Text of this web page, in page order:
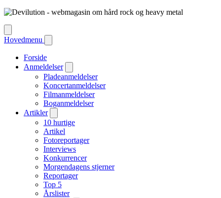
Hovedmenu
Forside
Anmeldelser
Pladeanmeldelser
Koncertanmeldelser
Filmanmeldelser
Boganmeldelser
Artikler
10 hurtige
Artikel
Fotoreportager
Interviews
Konkurrencer
Morgendagens stjerner
Reportager
Top 5
Årslister